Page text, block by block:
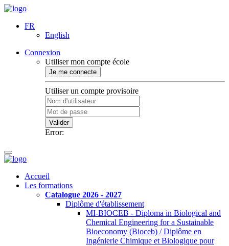
FR
English
Connexion
Utiliser mon compte école
Je me connecte
Utiliser un compte provisoire
Valider
Error:
Accueil
Les formations
Catalogue 2026 - 2027
Diplôme d'établissement
MI-BIOCEB - Diploma in Biological and
Chemical Engineering for a Sustainable
Bioeconomy (Bioceb) / Diplôme en
Ingénierie Chimique et Biologique pour